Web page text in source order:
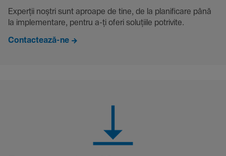
Experții noștri sunt aproape de tine, de la plani­fi­care până
la imple­men­tare, pentru a-ți oferi solu­țiile potri­vite.
Contactează-ne